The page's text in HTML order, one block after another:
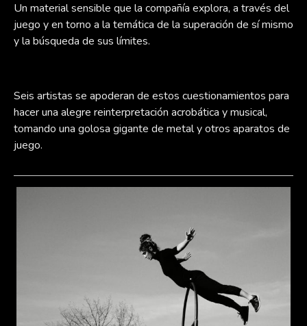
Un material sensible que la compañía explora, a través del
juego y en torno a la temática de la superación de sí mismo
y la búsqueda de sus límites.
Seis artistas se apoderan de estos cuestionamientos para
hacer una alegre reinterpretación acrobática y musical,
tomando una golosa gigante de metal y otros aparatos de
juego.